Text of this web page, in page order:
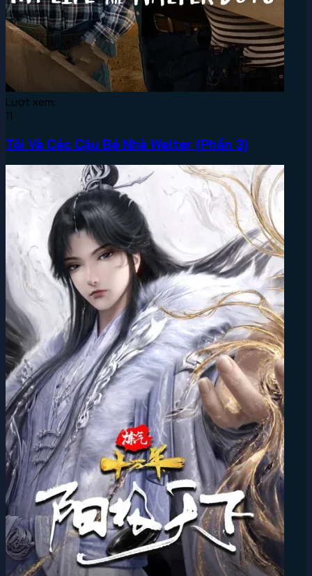
Lượt xem:
11
Tôi Và Các Cậu Bé Nhà Walter (Phần 3)